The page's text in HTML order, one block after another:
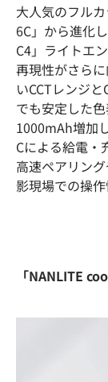
大人気のフル
6C」から進化
C4」ライトエ
再現性がさら
いCCTレンジ
でも安定した
1000mAh増加
Cによる給電・
高速ペアリン
影現場での操作
「NANLITE